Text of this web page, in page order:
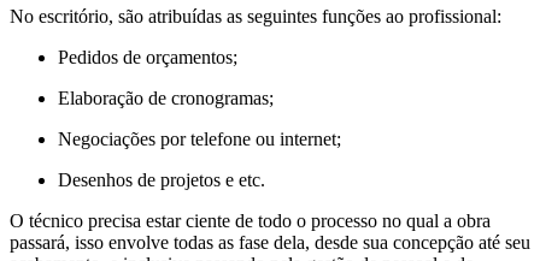
No escritório, são atribuídas as seguintes funções ao profissional:
Pedidos de orçamentos;
Elaboração de cronogramas;
Negociações por telefone ou internet;
Desenhos de projetos e etc.
O técnico precisa estar ciente de todo o processo no qual a obra
passará, isso envolve todas as fase dela, desde sua concepção até seu